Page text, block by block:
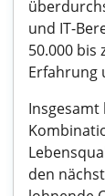
und IT-
50.000 bis
Erfahrung
den